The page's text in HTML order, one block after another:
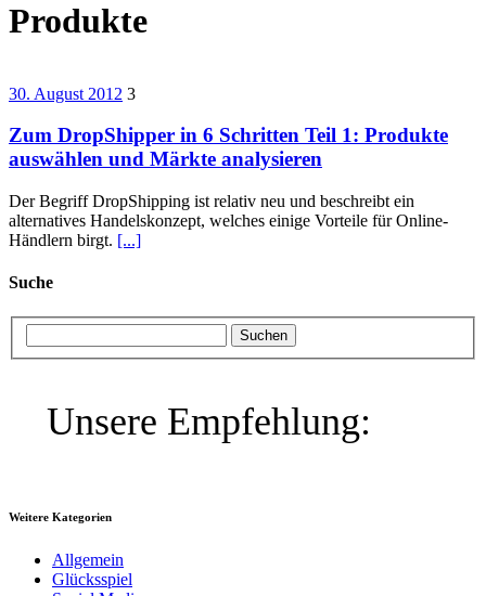
Produkte
30. August 2012 3
Zum DropShipper in 6 Schritten Teil 1: Produkte
auswählen und Märkte analysieren
Der Begriff DropShipping ist relativ neu und beschreibt ein
alternatives Handelskonzept, welches einige Vorteile für Online-
Händlern birgt. [...]
Suche
Unsere Empfehlung:
Weitere Kategorien
Allgemein
Glücksspiel